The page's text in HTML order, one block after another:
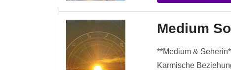
Medium
**Medium &
Karmische